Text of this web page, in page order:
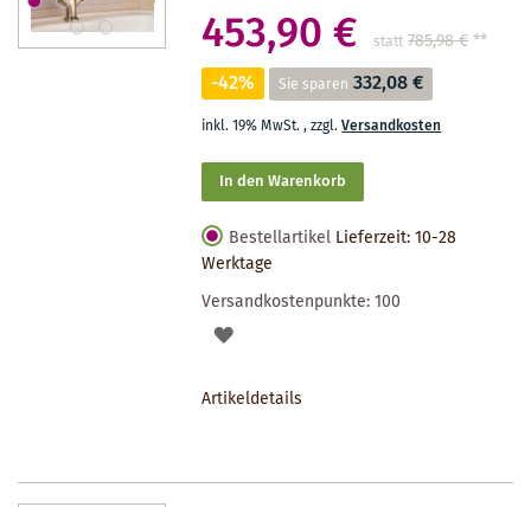
453,90 € statt 785,98 €**
-42% Sie sparen 332,08 €
inkl. 19% MwSt.,zzgl.Versandkosten
In den Warenkorb
Bestellartikel Lieferzeit: 10-28
Werktage
Versandkostenpunkte:100
AUF
Artikeldetails